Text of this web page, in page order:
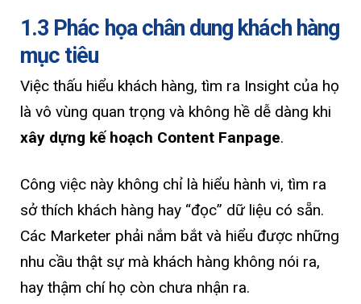
1.3 Phác họa chân dung khách hàng
mục tiêu
Việc thấu hiểu khách hàng, tìm ra Insight của họ
là vô vùng quan trọng và không hề dễ dàng khi
xây dựng kế hoạch Content Fanpage.
Công việc này không chỉ là hiểu hành vi, tìm ra
sở thích khách hàng hay “đọc” dữ liệu có sẵn.
Các Marketer phải nắm bắt và hiểu được những
nhu cầu thật sự mà khách hàng không nói ra,
hay thậm chí họ còn chưa nhận ra.